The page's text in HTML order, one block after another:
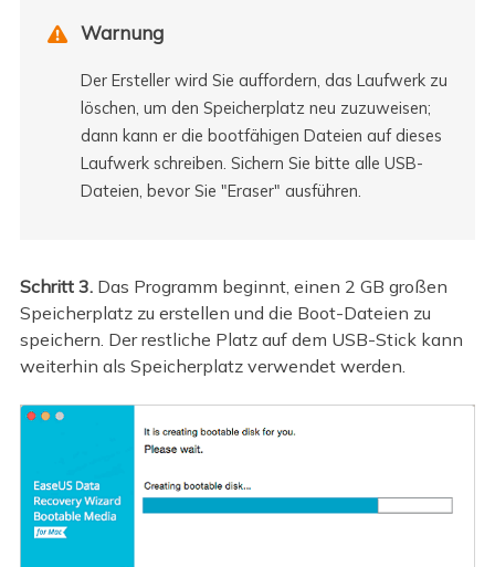
 Warnung
Der Ersteller wird Sie auffordern, das Laufwerk zu
löschen, um den Speicherplatz neu zuzuweisen;
dann kann er die bootfähigen Dateien auf dieses
Laufwerk schreiben. Sichern Sie bitte alle USB-
Dateien, bevor Sie "Eraser" ausführen.
Schritt 3. Das Programm beginnt, einen 2 GB großen
Speicherplatz zu erstellen und die Boot-Dateien zu
speichern. Der restliche Platz auf dem USB-Stick kann
weiterhin als Speicherplatz verwendet werden.